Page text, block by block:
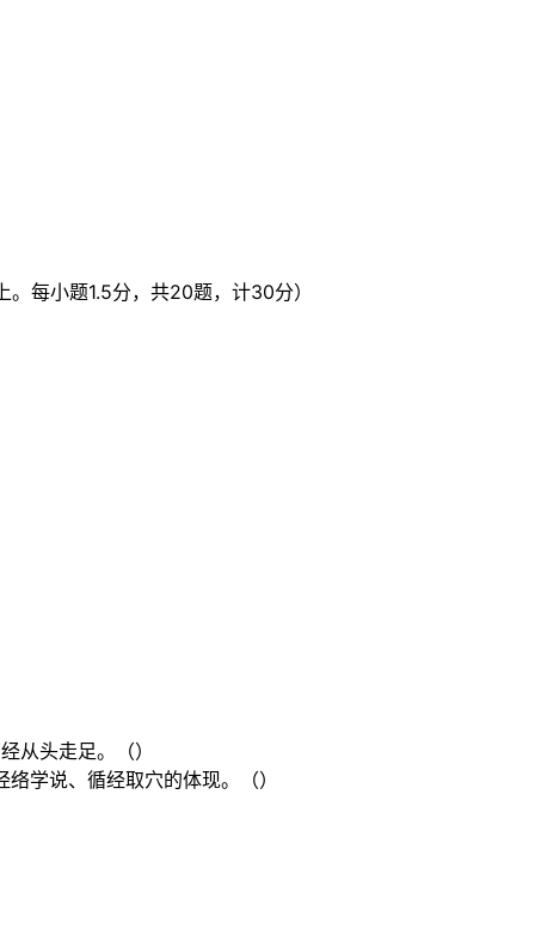
每小题1.5分，共20题，计30分）
从头走足。（）
学说、循经取穴的体现。（）